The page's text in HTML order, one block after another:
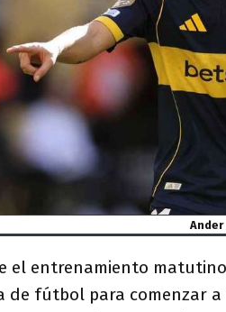
Ander
el entrenamiento
de fútbol para comenzar